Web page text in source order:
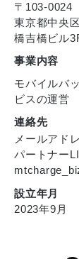
〒103-0024
東京都中央
橋吉橋ビル
​事業内容
モバイルバ
ビスの運営
連絡先
メールアド
パートナー
設立年月
2023年9月